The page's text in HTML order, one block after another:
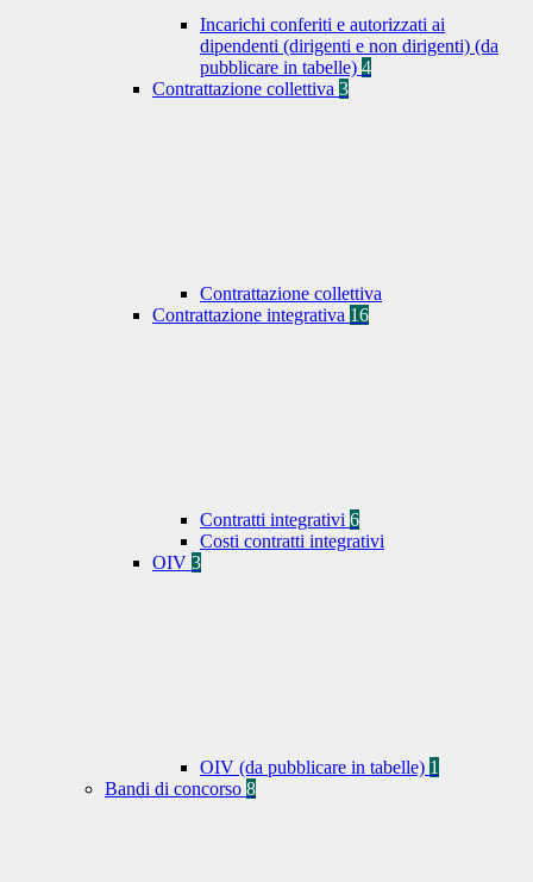
Incarichi conferiti e autorizzati ai
dipendenti (dirigenti e non dirigenti) (da
pubblicare in tabelle) 4
Contrattazione collettiva 3
Contrattazione collettiva
Contrattazione integrativa 16
Contratti integrativi 6
Costi contratti integrativi
OIV 3
OIV (da pubblicare in tabelle) 1
Bandi di concorso 8